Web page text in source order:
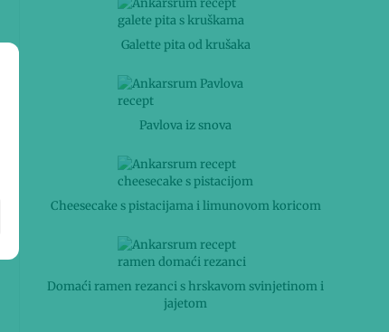
Galette pita od krušaka
Pavlova iz snova
Cheesecake s pistacijama i limunovom koricom
Domaći ramen rezanci s hrskavom svinjetinom i
jajetom